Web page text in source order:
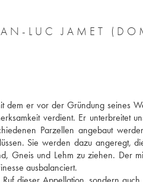
LUC JAMET
dem er vor der Gründung seines
verdient. Er unterbreitet
Parzellen angebaut
Sie werden dazu angeregt,
Gneis und Lehm zu ziehen. Der
ausbalanciert.